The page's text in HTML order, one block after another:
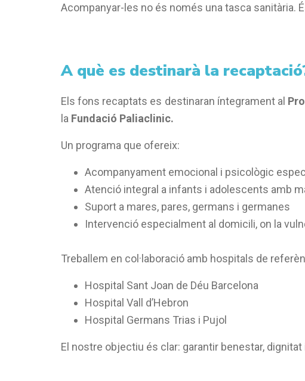
Acompanyar-les no és només una tasca sanitària.
A què es destinarà la
Els fons recaptats es destinaran íntegrament al
la Fundació Paliaclinic.
Un programa que ofereix:
Acompanyament emocional i psicològic
Atenció integral a infants i adolescents amb
Suport a mares, pares, germans i germanes
Intervenció especialment al domicili, on la
Treballem en col·laboració amb hospitals de
Hospital Sant Joan de Déu Barcelona
Hospital Vall d’Hebron
Hospital Germans Trias i Pujol
El nostre objectiu és clar: garantir benestar,